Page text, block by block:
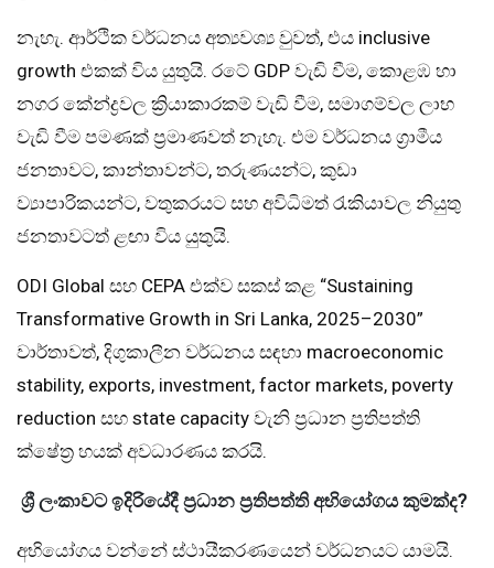
නැහැ. ආර්ථික වර්ධනය අත්‍යවශ්‍ය වුවත්, එය inclusive
growth එකක් විය යුතුයි. රටේ GDP වැඩි වීම, කොළඹ හා
නගර කේන්ද්‍රවල ක්‍රියාකාරකම් වැඩි වීම, සමාගම්වල ලාභ
වැඩි වීම පමණක් ප්‍රමාණවත් නැහැ. එම වර්ධනය ග්‍රාමීය
ජනතාවට, කාන්තාවන්ට, තරුණයන්ට, කුඩා
ව්‍යාපාරිකයන්ට, වතුකරයට සහ අවිධිමත් රැකියාවල නියුතු
ජනතාවටත් ළඟා විය යුතුයි.
ODI Global සහ CEPA එක්ව සකස් කළ “Sustaining
Transformative Growth in Sri Lanka, 2025–2030”
වාර්තාවත්, දිගුකාලීන වර්ධනය සඳහා macroeconomic
stability, exports, investment, factor markets, poverty
reduction සහ state capacity වැනි ප්‍රධාන ප්‍රතිපත්ති
ක්ෂේත්‍ර හයක් අවධාරණය කරයි.
ශ්‍රී ලංකාවට ඉදිරියේදී ප්‍රධාන ප්‍රතිපත්ති අභියෝගය කුමක්ද?
අභියෝගය වන්නේ ස්ථායීකරණයෙන් වර්ධනයට යාමයි.